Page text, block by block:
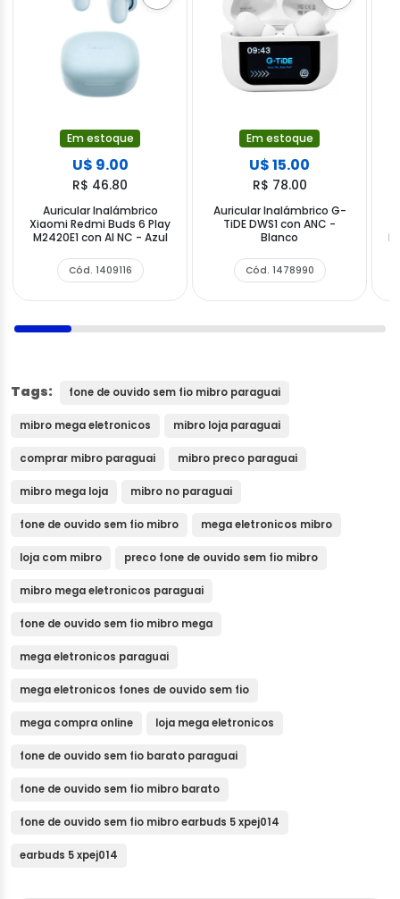
Em estoque
U$ 9.00
R$ 46.80
Auricular Inalámbrico
Xiaomi Redmi Buds 6 Play
M2420E1 con AI NC - Azul
Cód. 1409116
Em estoque
U$ 15.00
R$ 78.00
Auricular Inalámbrico G-
TiDE DWS1 con ANC -
Blanco
Cód. 1478990
Tags: fone de ouvido sem fio mibro paraguai
mibro mega eletronicos mibro loja paraguai
comprar mibro paraguai mibro preco paraguai
mibro mega loja mibro no paraguai
fone de ouvido sem fio mibro mega eletronicos mibro
loja com mibro preco fone de ouvido sem fio mibro
mibro mega eletronicos paraguai
fone de ouvido sem fio mibro mega
mega eletronicos paraguai
mega eletronicos fones de ouvido sem fio
mega compra online loja mega eletronicos
fone de ouvido sem fio barato paraguai
fone de ouvido sem fio mibro barato
fone de ouvido sem fio mibro earbuds 5 xpej014
earbuds 5 xpej014